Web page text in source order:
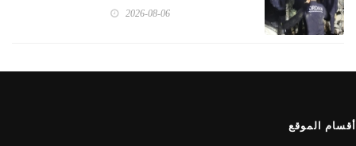
2026-08-06
أقسام الموقع